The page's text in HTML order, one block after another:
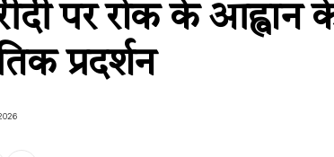
पर रोक के आह्वान
प्रदर्शन